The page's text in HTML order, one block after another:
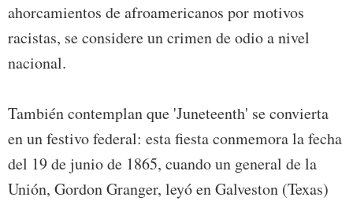
ahorcamientos de afroamericanos por motivos
racistas, se considere un crimen de odio a nivel
nacional.
También contemplan que 'Juneteenth' se convierta
en un festivo federal: esta fiesta conmemora la fecha
del 19 de junio de 1865, cuando un general de la
Unión, Gordon Granger, leyó en Galveston (Texas)